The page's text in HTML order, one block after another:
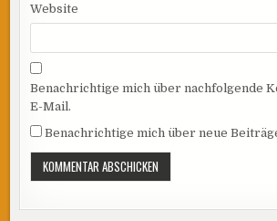
Website
Benachrichtige mich über nachfolgende
E-Mail.
Benachrichtige mich über neue